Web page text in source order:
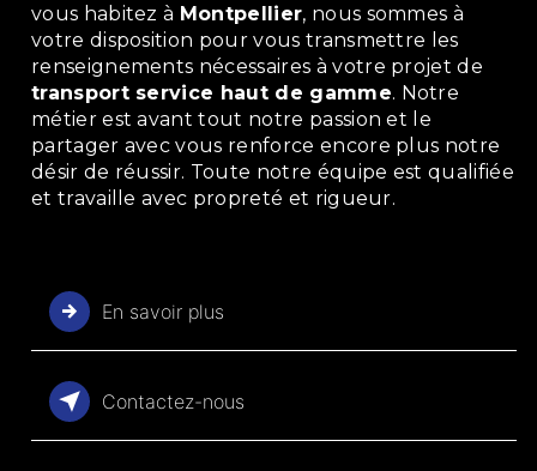
vous habitez à Montpellier, nous sommes à
votre disposition pour vous transmettre les
renseignements nécessaires à votre projet de
transport service haut de gamme. Notre
métier est avant tout notre passion et le
partager avec vous renforce encore plus notre
désir de réussir. Toute notre équipe est qualifiée
et travaille avec propreté et rigueur.
En savoir plus
Contactez-nous